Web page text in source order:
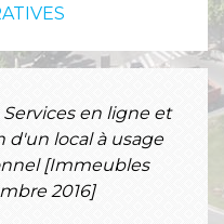
Services en ligne et
d'un local à usage
[Immeubles
2016]